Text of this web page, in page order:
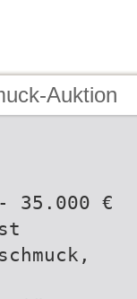
Auktion
35.000 €